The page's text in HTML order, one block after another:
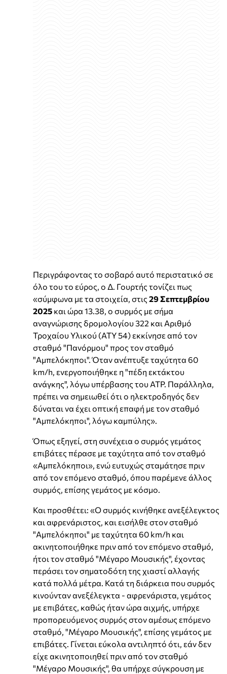
Περιγράφοντας το σοβαρό αυτό περιστατικό σε
όλο του το εύρος, ο Δ. Γουρτής τονίζει πως
«σύμφωνα με τα στοιχεία, στις 29 Σεπτεμβρίου
2025 και ώρα 13.38, ο συρμός με σήμα
αναγνώρισης δρομολογίου 322 και Αριθμό
Τροχαίου Υλικού (ΑΤΥ 54) εκκίνησε από τον
σταθμό "Πανόρμου" προς τον σταθμό
"Αμπελόκηποι". Όταν ανέπτυξε ταχύτητα 60
km/h, ενεργοποιήθηκε η "πέδη εκτάκτου
ανάγκης", λόγω υπέρβασης του ATP. Παράλληλα,
πρέπει να σημειωθεί ότι ο ηλεκτροδηγός δεν
δύναται να έχει οπτική επαφή με τον σταθμό
"Αμπελόκηποι", λόγω καμπύλης».
Όπως εξηγεί, στη συνέχεια ο συρμός γεμάτος
επιβάτες πέρασε με ταχύτητα από τον σταθμό
«Αμπελόκηποι», ενώ ευτυχώς σταμάτησε πριν
από τον επόμενο σταθμό, όπου παρέμενε άλλος
συρμός, επίσης γεμάτος με κόσμο.
Και προσθέτει: «Ο συρμός κινήθηκε ανεξέλεγκτος
και αφρενάριστος, και εισήλθε στον σταθμό
"Αμπελόκηποι" με ταχύτητα 60 km/h και
ακινητοποιήθηκε πριν από τον επόμενο σταθμό,
ήτοι τον σταθμό "Μέγαρο Μουσικής", έχοντας
περάσει τον σηματοδότη της χιαστί αλλαγής
κατά πολλά μέτρα. Κατά τη διάρκεια που συρμός
κινούνταν ανεξέλεγκτα - αφρενάριστα, γεμάτος
με επιβάτες, καθώς ήταν ώρα αιχμής, υπήρχε
προπορευόμενος συρμός στον αμέσως επόμενο
σταθμό, "Μέγαρο Μουσικής", επίσης γεμάτος με
επιβάτες. Γίνεται εύκολα αντιληπτό ότι, εάν δεν
είχε ακινητοποιηθεί πριν από τον σταθμό
"Μέγαρο Μουσικής", θα υπήρχε σύγκρουση με